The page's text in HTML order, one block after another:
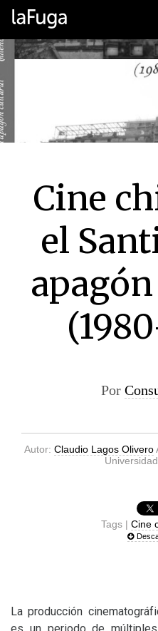
Cine
el
Por
Autor: Claudio Lagos Olivero
Tags | Cine
La producción